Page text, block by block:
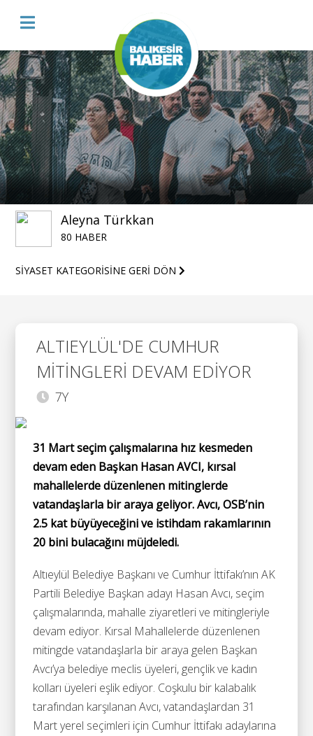
Aleyna Türkkan
80 HABER
SİYASET KATEGORİSİNE GERİ DÖN
ALTIEYLÜL'DE CUMHUR
MİTİNGLERİ DEVAM EDİYOR
7Y
31 Mart seçim çalışmalarına hız kesmeden
devam eden Başkan Hasan AVCI, kırsal
mahallelerde düzenlenen mitinglerde
vatandaşlarla bir araya geliyor. Avcı, OSB’nin
2.5 kat büyüyeceğini ve istihdam rakamlarının
20 bini bulacağını müjdeledi.
Altıeylül Belediye Başkanı ve Cumhur İttifakı’nın AK
Partili Belediye Başkan adayı Hasan Avcı, seçim
çalışmalarında, mahalle ziyaretleri ve mitingleriyle
devam ediyor. Kırsal Mahallelerde düzenlenen
mitingde vatandaşlarla bir araya gelen Başkan
Avcı’ya belediye meclis üyeleri, gençlik ve kadın
kolları üyeleri eşlik ediyor. Coşkulu bir kalabalık
tarafından karşılanan Avcı, vatandaşlardan 31
Mart yerel seçimleri için Cumhur İttifakı adaylarına